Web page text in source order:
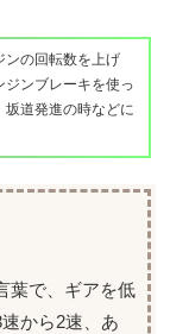
ンの回転数を上げ
ンブレーキを使っ
道発進の時などに
葉で、ギアを低
から2速、あ